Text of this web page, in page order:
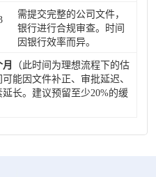
需提交完整的公司文件，
银行进行合规审查。时间
因银行效率而异。
（此时间为理想流程下的估
能因文件补正、审批延迟、
长。建议预留至少20%的缓